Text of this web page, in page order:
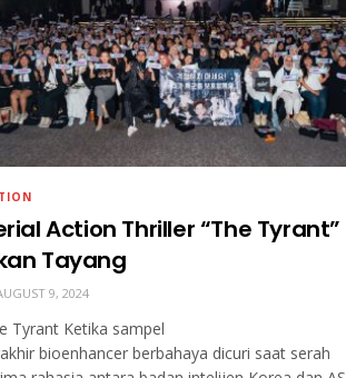
Action Thriller “The Tyrant”
Tayang
9, 2024
Tyrant Ketika sampel
bioenhancer berbahaya dicuri saat serah